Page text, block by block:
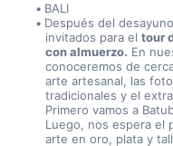
BALI
Después del
invitados para el tour
con almuerzo. En
conoceremos de
arte artesanal, las
tradicionales y el
Primero vamos a
Luego, nos espera el
arte en oro, plata y